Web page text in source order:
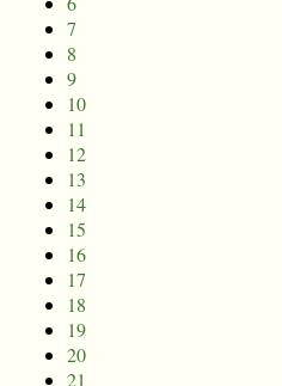
7
8
9
10
11
12
13
14
15
16
17
18
19
20
21